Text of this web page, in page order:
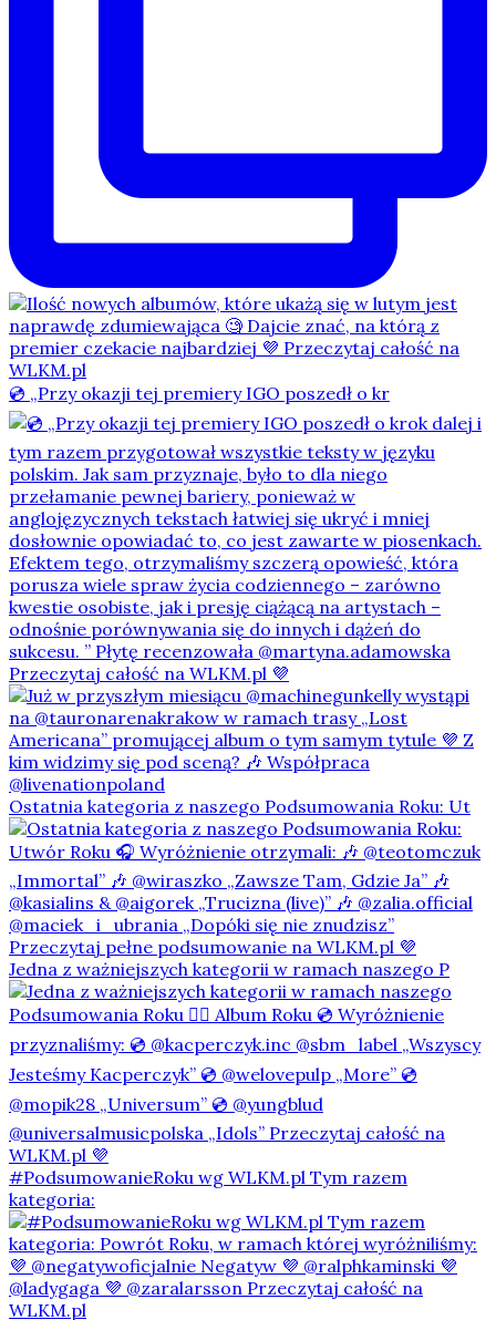
💿 „Przy okazji tej premiery IGO poszedł o kr
Ostatnia kategoria z naszego Podsumowania Roku: Ut
Jedna z ważniejszych kategorii w ramach naszego P
#PodsumowanieRoku wg WLKM.pl Tym razem
kategoria: